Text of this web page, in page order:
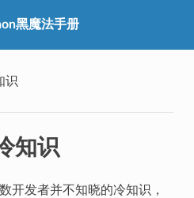
黑魔法手册
识
知识
开发者并不知晓的冷知识，